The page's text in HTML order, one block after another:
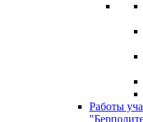
Работы